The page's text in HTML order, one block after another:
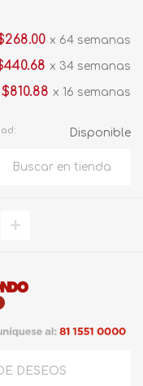
x 64 semanas
x 34 semanas
$810.88 x 16 semanas
Disponible
DESEOS